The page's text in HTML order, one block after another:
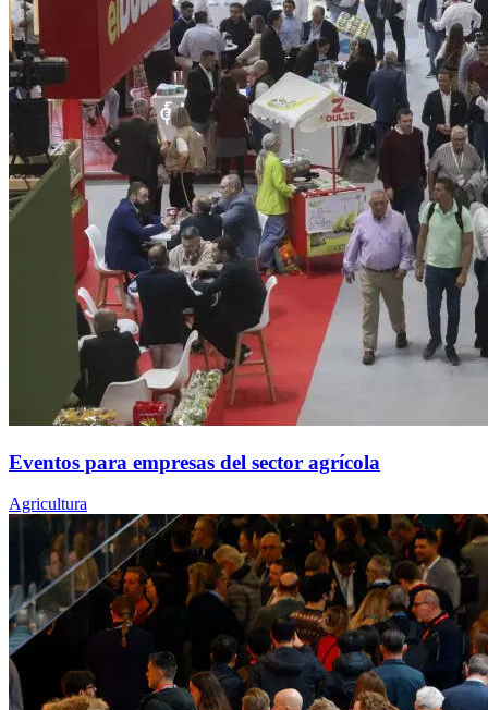
Eventos para empresas del sector agrícola
Agricultura